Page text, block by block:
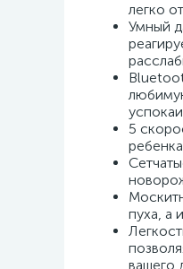
легко
Умный
5
пуха, а
вашего